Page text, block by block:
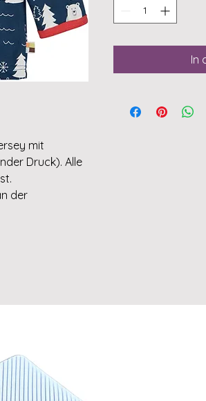
mit
Druck). Alle
der
In